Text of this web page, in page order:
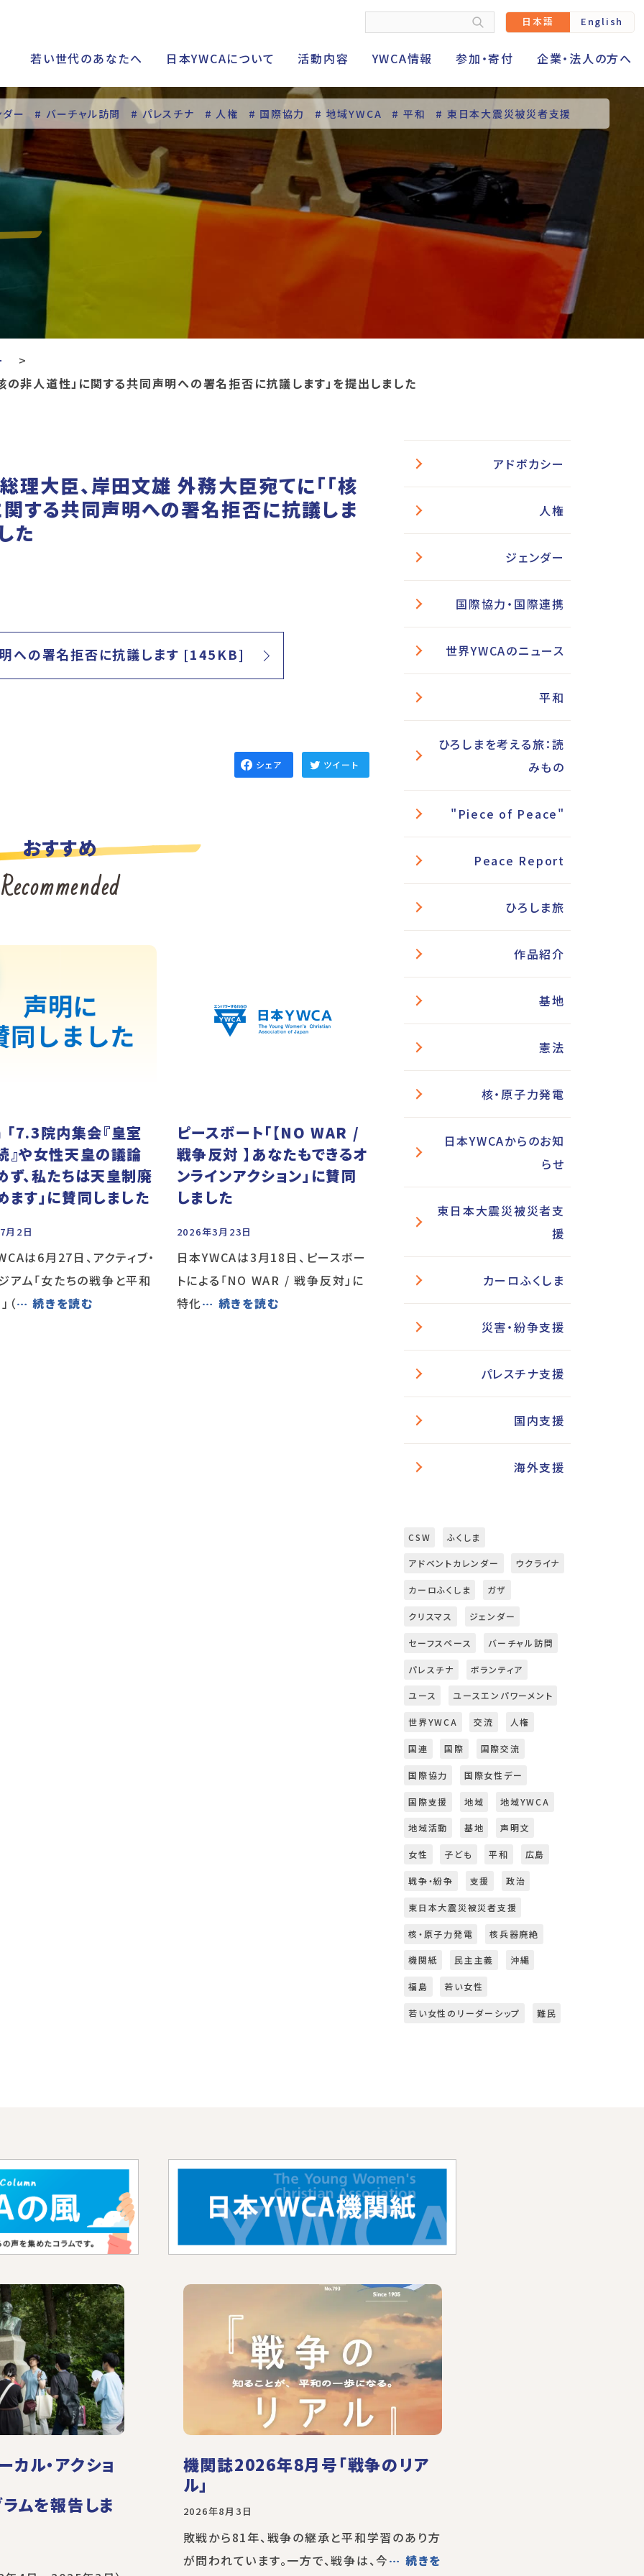
日本語 English
若い世代のあなたへ 日本YWCAについて 活動内容 YWCA情報 参加・寄付 企業・法人の方へ
ー # バーチャル訪問 # パレスチナ # 人権 # 国際協力 # 地域YWCA # 平和 # 東日本大震災被災者支援
ップ
非人道性」に関する共同声明への署名拒否に抗議します」を提出しました
理大臣、岸田文雄 外務大臣宛てに「「核
関する共同声明への署名拒否に抗議しま
た
明への署名拒否に抗議します [145KB]
シェア ツイート
おすすめ
Recommended
7.3院内集会『皇室
』や女性天皇の議論
ず、私たちは天皇制廃
ます」に賛同しました
月2日
は6月27日、アクティブ・
アム「女たちの戦争と平和
（… 続きを読む
ピースボート「【NO WAR /
戦争反対 】あなたもできるオ
ンラインアクション」に賛同
しました
2026年3月23日
日本YWCAは3月18日、ピースボー
トによる「NO WAR / 戦争反対」に
特化… 続きを読む
アドボカシー
人権
ジェンダー
国際協力・国際連携
世界YWCAのニュース
平和
ひろしまを考える旅：読
みもの
"Piece of Peace"
Peace Report
ひろしま旅
作品紹介
基地
憲法
核・原子力発電
日本YWCAからのお知
らせ
東日本大震災被災者支
援
カーロふくしま
災害・紛争支援
パレスチナ支援
国内支援
海外支援
CSW ふくしま
アドベントカレンダー ウクライナ
カーロふくしま ガザ
クリスマス ジェンダー
セーフスペース バーチャル訪問
パレスチナ ボランティア
ユース ユースエンパワーメント
世界YWCA 交流 人権
国連 国際 国際交流
国際協力 国際女性デー
国際支援 地域 地域YWCA
地域活動 基地 声明文
女性 子ども 平和 広島
戦争・紛争 支援 政治
東日本大震災被災者支援
核・原子力発電 核兵器廃絶
機関紙 民主主義 沖縄
福島 若い女性
若い女性のリーダーシップ 難民
ル・アクショ
ムを報告しま
機関誌2026年8月号「戦争のリア
ル」
2026年8月3日
敗戦から81年、戦争の継承と平和学習のあり方
が問われています。一方で、戦争は、今… 続きを